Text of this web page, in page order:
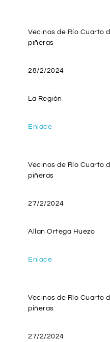
Vecinos de Río Cuarto
piñeras
28/2/2024
La Región
Enlace
Vecinos de Río Cuarto
piñeras
27/2/2024
Allan Ortega Huezo
Enlace
Vecinos de Río Cuarto
piñeras
27/2/2024